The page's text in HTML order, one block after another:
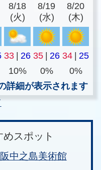
8/18
(火)
8/19
(水)
8/20
(木)
33 | 26 35 | 26 34 | 25
10% 0%
0%
詳細が表示されます
スポット
中之島美術館